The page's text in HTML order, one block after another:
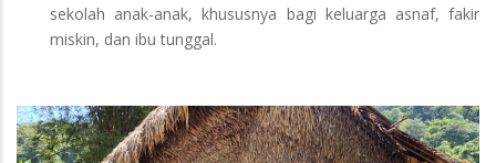
sekolah anak-anak, khususnya bagi keluarga asnaf, fakir
miskin, dan ibu tunggal.